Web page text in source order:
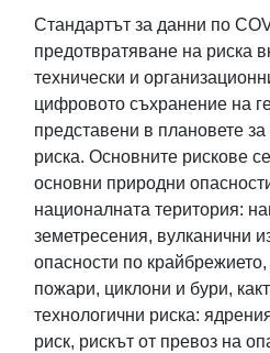
Favone,
Cicolellu,
общини
Solenzara —
Стандартът за данни по
предотвратяване на риска
технически и
цифровото съхранение на
представени в плановете
риска. Основните рискове
основни природни
националната територия:
земетресения, вулканични
опасности по крайбрежието,
пожари, циклони и бури,
технологични риска:
риск, рискът от превоз на